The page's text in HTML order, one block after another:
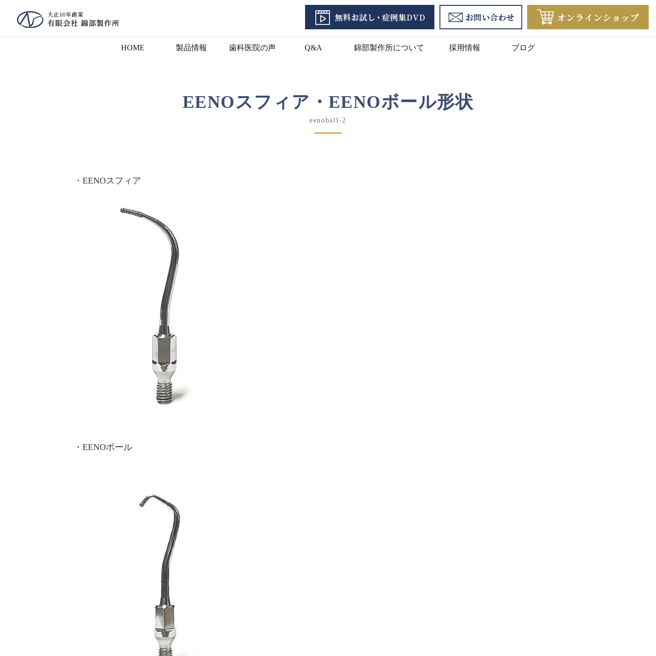
HOME 製品情報 歯科医院の声 Q&A 錦部製作所について 採用情報 ブログ
EENOスフィア・EENOボール形状
eenoball-2
・EENOスフィア
・EENOボール